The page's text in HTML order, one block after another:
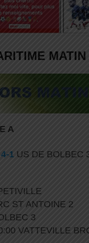
MATIN
A
4-1 US DE BOLBEC
ST ANTOINE 2
3
VATTEVILLE